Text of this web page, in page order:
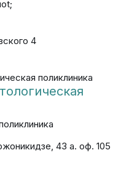
4
43 а. оф. 105